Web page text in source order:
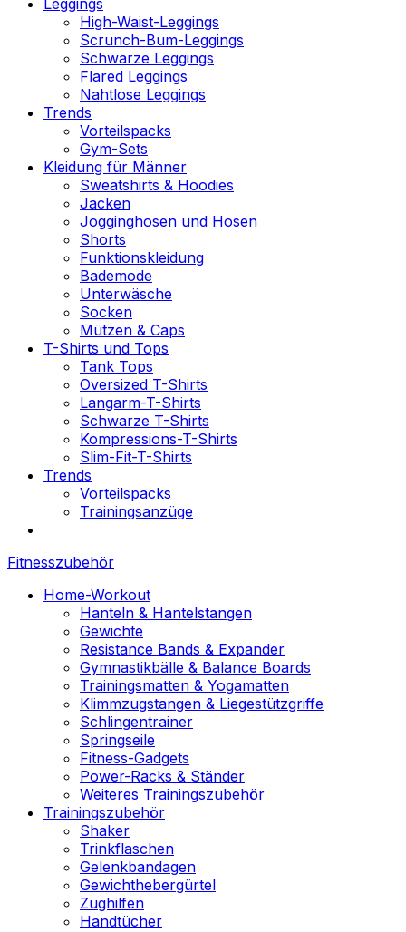
High-Waist-Leggings
Scrunch-Bum-Leggings
Schwarze Leggings
Flared Leggings
Nahtlose Leggings
Trends
Vorteilspacks
Gym-Sets
Kleidung für Männer
Sweatshirts & Hoodies
Jacken
Jogginghosen und Hosen
Shorts
Funktionskleidung
Bademode
Unterwäsche
Socken
Mützen & Caps
T-Shirts und Tops
Tank Tops
Oversized T-Shirts
Langarm-T-Shirts
Schwarze T-Shirts
Kompressions-T-Shirts
Slim-Fit-T-Shirts
Trends
Vorteilspacks
Trainingsanzüge
Fitnesszubehör
Home-Workout
Hanteln & Hantelstangen
Gewichte
Resistance Bands & Expander
Gymnastikbälle & Balance Boards
Trainingsmatten & Yogamatten
Klimmzugstangen & Liegestützgriffe
Schlingentrainer
Springseile
Fitness-Gadgets
Power-Racks & Ständer
Weiteres Trainingszubehör
Trainingszubehör
Shaker
Trinkflaschen
Gelenkbandagen
Gewichthebergürtel
Zughilfen
Handtücher